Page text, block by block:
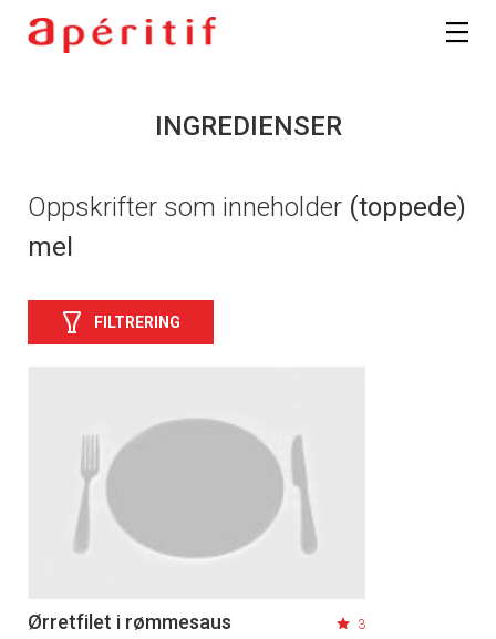
INGREDIENSER
Oppskrifter som inneholder (toppede)
mel
FILTRERING
Ørretfilet i rømmesaus 3